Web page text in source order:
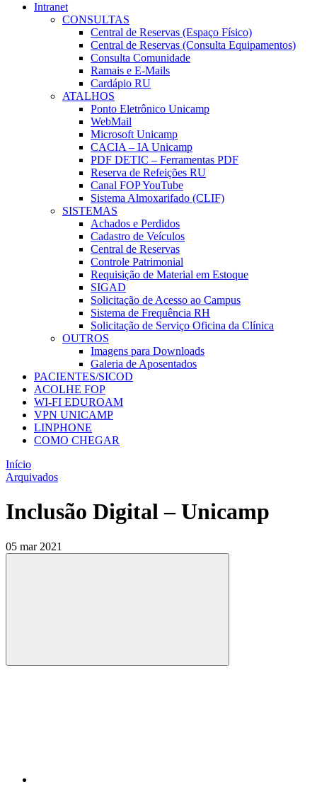
Intranet
CONSULTAS
Central de Reservas (Espaço Físico)
Central de Reservas (Consulta Equipamentos)
Consulta Comunidade
Ramais e E-Mails
Cardápio RU
ATALHOS
Ponto Eletrônico Unicamp
WebMail
Microsoft Unicamp
CACIA – IA Unicamp
PDF DETIC – Ferramentas PDF
Reserva de Refeições RU
Canal FOP YouTube
Sistema Almoxarifado (CLIF)
SISTEMAS
Achados e Perdidos
Cadastro de Veículos
Central de Reservas
Controle Patrimonial
Requisição de Material em Estoque
SIGAD
Solicitação de Acesso ao Campus
Sistema de Frequência RH
Solicitação de Serviço Oficina da Clínica
OUTROS
Imagens para Downloads
Galeria de Aposentados
PACIENTES/SICOD
ACOLHE FOP
WI-FI EDUROAM
VPN UNICAMP
LINPHONE
COMO CHEGAR
Início
Arquivados
Inclusão Digital – Unicamp
05 mar 2021
Compartilhar